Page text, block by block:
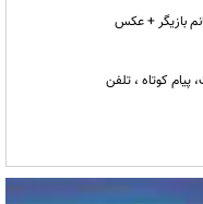
بازیگر + عکس
پیام کوتاه ، تلفن